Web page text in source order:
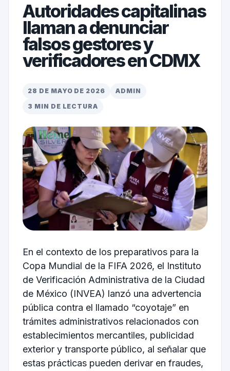
Autoridades capitalinas
llaman a denunciar
falsos gestores y
verificadores en CDMX
28 DE MAYO DE 2026
ADMIN
3 MIN DE LECTURA
En el contexto de los preparativos para la
Copa Mundial de la FIFA 2026, el Instituto
de Verificación Administrativa de la Ciudad
de México (INVEA) lanzó una advertencia
pública contra el llamado “coyotaje” en
trámites administrativos relacionados con
establecimientos mercantiles, publicidad
exterior y transporte público, al señalar que
estas prácticas pueden derivar en fraudes,